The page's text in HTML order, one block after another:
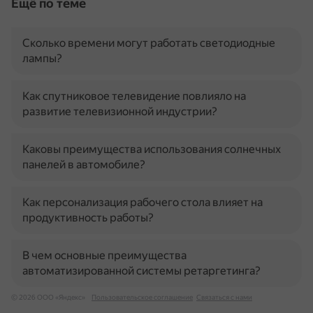
Ещё по теме
Сколько времени могут работать светодиодные
лампы?
Как спутниковое телевидение повлияло на
развитие телевизионной индустрии?
Каковы преимущества использования солнечных
панелей в автомобиле?
Как персонализация рабочего стола влияет на
продуктивность работы?
В чем основные преимущества
автоматизированной системы ретаргетинга?
© 2026 ООО «Яндекс» Пользовательское соглашение Связаться с нами